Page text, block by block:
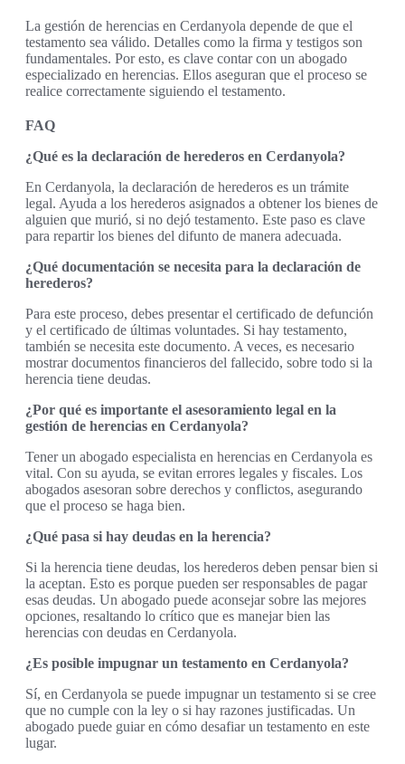
La gestión de herencias en Cerdanyola depende de que el
testamento sea válido. Detalles como la firma y testigos son
fundamentales. Por esto, es clave contar con un abogado
especializado en herencias. Ellos aseguran que el proceso se
realice correctamente siguiendo el testamento.
FAQ
¿Qué es la declaración de herederos en Cerdanyola?
En Cerdanyola, la declaración de herederos es un trámite
legal. Ayuda a los herederos asignados a obtener los bienes de
alguien que murió, si no dejó testamento. Este paso es clave
para repartir los bienes del difunto de manera adecuada.
¿Qué documentación se necesita para la declaración de
herederos?
Para este proceso, debes presentar el certificado de defunción
y el certificado de últimas voluntades. Si hay testamento,
también se necesita este documento. A veces, es necesario
mostrar documentos financieros del fallecido, sobre todo si la
herencia tiene deudas.
¿Por qué es importante el asesoramiento legal en la
gestión de herencias en Cerdanyola?
Tener un abogado especialista en herencias en Cerdanyola es
vital. Con su ayuda, se evitan errores legales y fiscales. Los
abogados asesoran sobre derechos y conflictos, asegurando
que el proceso se haga bien.
¿Qué pasa si hay deudas en la herencia?
Si la herencia tiene deudas, los herederos deben pensar bien si
la aceptan. Esto es porque pueden ser responsables de pagar
esas deudas. Un abogado puede aconsejar sobre las mejores
opciones, resaltando lo crítico que es manejar bien las
herencias con deudas en Cerdanyola.
¿Es posible impugnar un testamento en Cerdanyola?
Sí, en Cerdanyola se puede impugnar un testamento si se cree
que no cumple con la ley o si hay razones justificadas. Un
abogado puede guiar en cómo desafiar un testamento en este
lugar.